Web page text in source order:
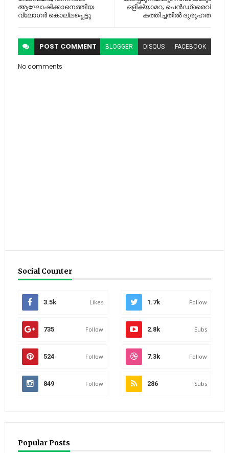
ഒളിക്യാമറ; പെന്‍ഡ്രൈവ്
കത്തിച്ചതില്‍ ദുരൂഹത
ആഘോഷിക്കാനെത്തിയ
വ്ലോഗർ കൊല്ലപ്പെട്ടു
POST COMMENT BLOGGER DISQUS FACEBOOK
No comments
Social Counter
3.5k Likes 1.7k Follow
735 Follow 2.8k Subs
524 Follow 7.3k Follow
849 Follow 286 Subs
Popular Posts